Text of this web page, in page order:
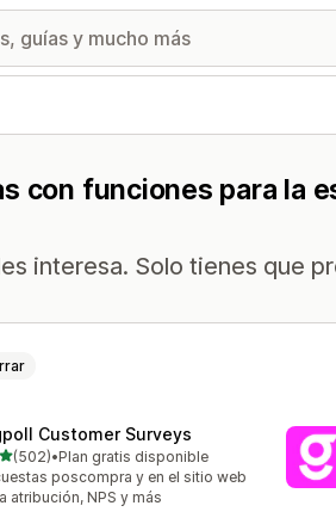
con funciones para la
interesa. Solo tienes que
Customer Surveys
de 5 estrellas
(502)
reseñas en total
•Plan gratis disponible
poscompra y en el sitio web
atribución, NPS y más